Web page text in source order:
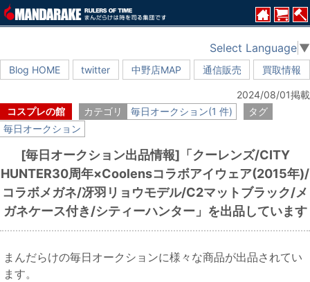
Blog HOME twitter 中野店MAP 通信販売 買取情報
Select Language ▼
コスプレの館 カテゴリ 毎日オークション(1 件)
タグ
毎日オークション
2024/08/01掲載
[毎日オークション出品情報]「クーレンズ/CITY
HUNTER30周年×Coolensコラボアイウェア(2015年)/
コラボメガネ/冴羽リョウモデル/C2マットブラック/メ
ガネケース付き/シティーハンター」を出品しています
まんだらけの毎日オークションに様々な商品が出品されてい
ます。